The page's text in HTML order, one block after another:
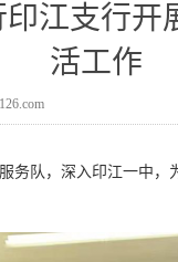
印江支行
活工作
务队，深入印江一中，